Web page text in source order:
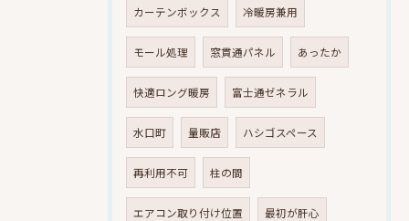
カーテンボックス 冷暖房兼用
モール処理 窓貫通パネル あったか
快適ロング暖房 富士通ゼネラル
水口町 量販店 ハシゴスペース
再利用不可 柱の間
エアコン取り付け位置 最初が肝心